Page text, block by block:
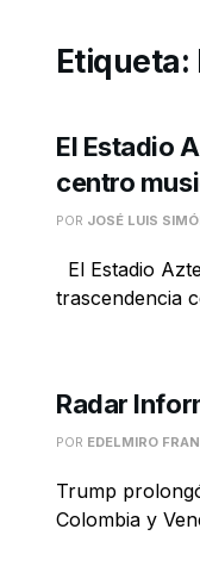
Etiqueta:
El Estadio
centro
POR JOSÉ LUIS
El Estadio
trascendencia
Radar
POR EDELMIRO
Trump
Colombia y